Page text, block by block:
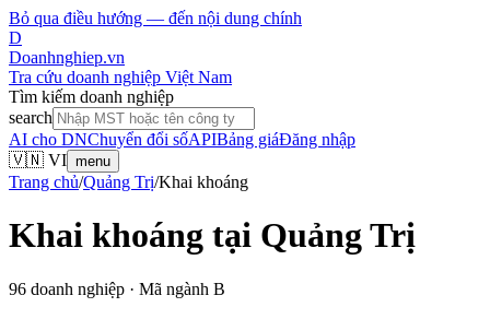
Bỏ qua điều hướng — đến nội dung chính
D
Doanhnghiep.vn
Tra cứu doanh nghiệp Việt Nam
Tìm kiếm doanh nghiệp
search
AI cho DNChuyển đổi sốAPIBảng giáĐăng nhập
🇻🇳 VI menu
Trang chủ/Quảng Trị/Khai khoáng
Khai khoáng tại Quảng Trị
96 doanh nghiệp · Mã ngành B